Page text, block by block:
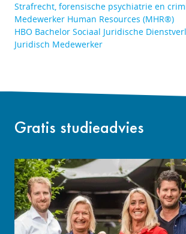
Strafrecht, forensische psychiatrie en
Medewerker Human Resources (MHR®)
HBO Bachelor Sociaal Juridische
Juridisch Medewerker
Gratis studieadvies